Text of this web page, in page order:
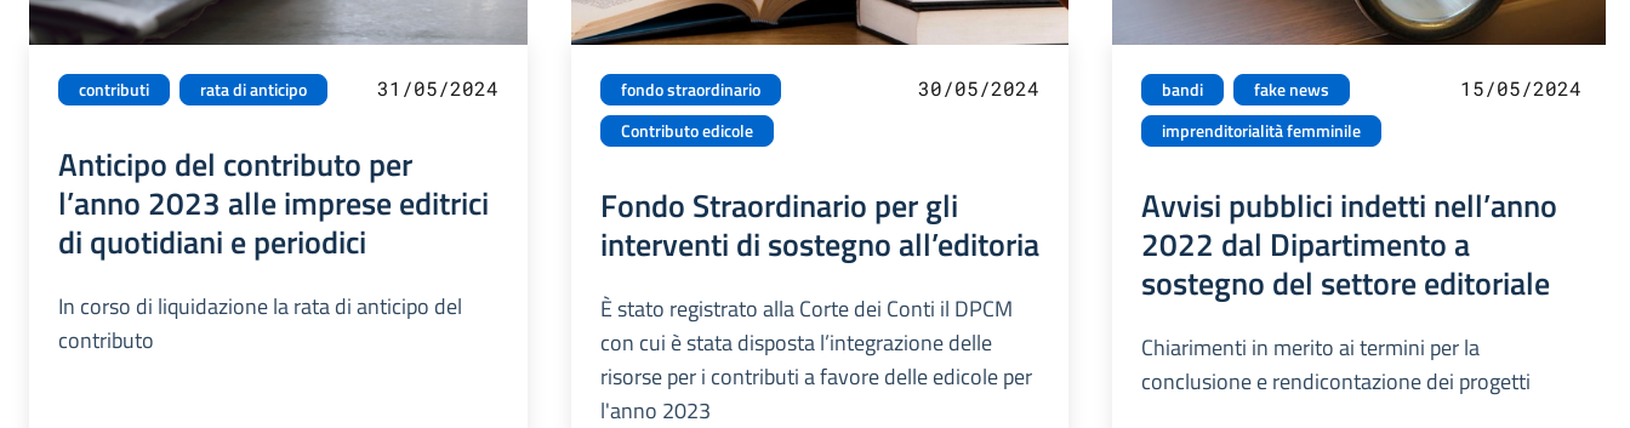
contributi rata di anticipo 31/05/2024
Anticipo del contributo per
l’anno 2023 alle imprese editrici
di quotidiani e periodici
In corso di liquidazione la rata di anticipo del
contributo
fondo straordinario
Contributo edicole
30/05/2024
Fondo Straordinario per gli
interventi di sostegno all’editoria
È stato registrato alla Corte dei Conti il DPCM
con cui è stata disposta l’integrazione delle
risorse per i contributi a favore delle edicole per
l'anno 2023
bandi
fake news
imprenditorialità femminile
15/05/2024
Avvisi pubblici indetti nell’anno
2022 dal Dipartimento a
sostegno del settore editoriale
Chiarimenti in merito ai termini per la
conclusione e rendicontazione dei progetti